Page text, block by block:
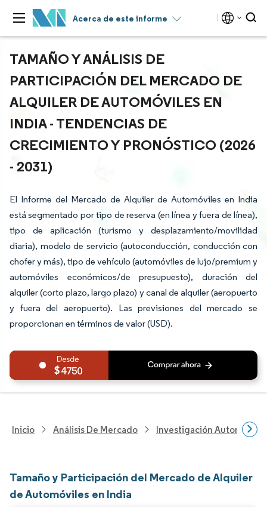
Acerca de este informe
TAMAÑO Y ANÁLISIS DE
PARTICIPACIÓN DEL MERCADO DE
ALQUILER DE AUTOMÓVILES EN
INDIA - TENDENCIAS DE
CRECIMIENTO Y PRONÓSTICO (2026
- 2031)
El Informe del Mercado de Alquiler de Automóviles en India
está segmentado por tipo de reserva (en línea y fuera de línea),
tipo de aplicación (turismo y desplazamiento/movilidad
diaria), modelo de servicio (autoconducción, conducción con
chofer y más), tipo de vehículo (automóviles de lujo/premium y
automóviles económicos/de presupuesto), duración del
alquiler (corto plazo, largo plazo) y canal de alquiler (aeropuerto
y fuera del aeropuerto). Las previsiones del mercado se
proporcionan en términos de valor (USD).
4750
Inicio Análisis De Mercado Investigación Automotriz
Tamaño y Participación del Mercado de Alquiler
de Automóviles en India